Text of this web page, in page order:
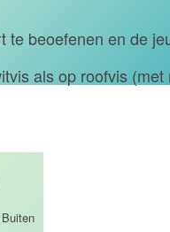
te beoefenen en de
als op roofvis (met